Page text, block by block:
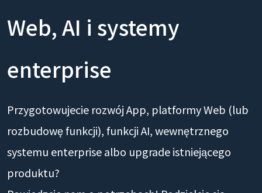
Web, AI i systemy
enterprise
Przygotowujecie rozwój App, platformy Web (lub
rozbudowę funkcji), funkcji AI, wewnętrznego
systemu enterprise albo upgrade istniejącego
produktu?